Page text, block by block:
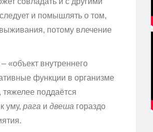
и помышлять о том,
потому влечение
«объект внутреннего
функции в организме
тяжелее поддаётся
уму, рага и двеша гораздо